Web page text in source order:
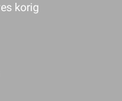
korig